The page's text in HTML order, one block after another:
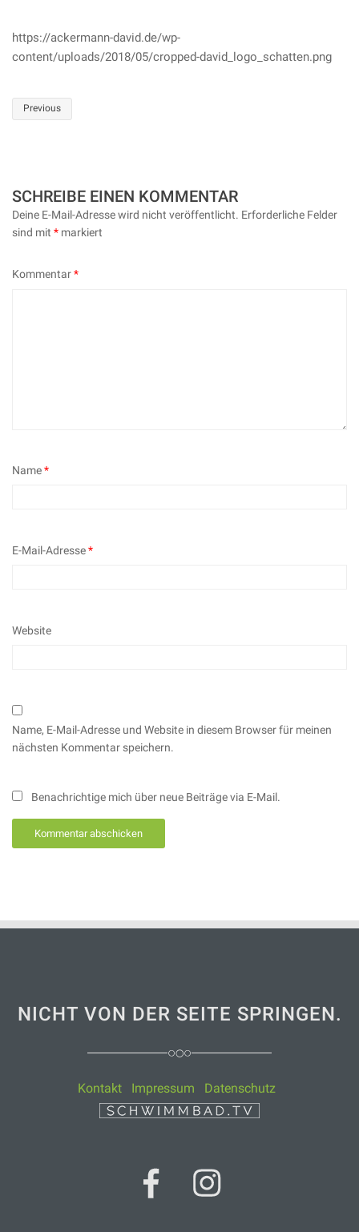
https://ackermann-david.de/wp-
content/uploads/2018/05/cropped-david_logo_schatten.png
Post
Previous
SCHREIBE EINEN KOMMENTAR
Deine E-Mail-Adresse wird nicht veröffentlicht. Erforderliche Felder
sind mit * markiert
Kommentar*
Name*
E-Mail-Adresse*
Website
Name, E-Mail-Adresse und Website in diesem Browser für meinen
nächsten Kommentar speichern.
Benachrichtige mich über neue Beiträge via E-Mail.
NICHT VON DER SEITE SPRINGEN.
Kontakt Impressum Datenschutz